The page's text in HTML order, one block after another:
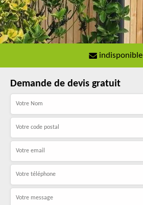
indisponible
Demande de devis gratuit